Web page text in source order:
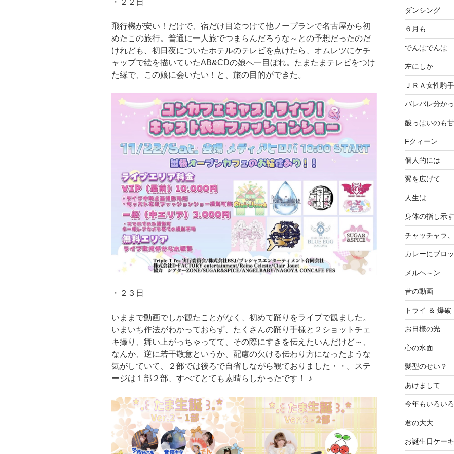
飛行機が安い！だけで、宿だけ目途つけて他ノープランで名古屋から初
めたこの旅行。普通に一人旅でつまらんだろうな～との予想だったのだ
けれども、初日夜についたホテルのテレビを点けたら、オムレツにケチ
ャップで絵を描いていたAB&CDの娘へ一目ぼれ。たまたまテレビをつけ
た縁で、この娘に会いたい！と、旅の目的ができた。
・２３日
いままで動画でしか観たことがなく、初めて踊りをライブで観ました。
いまいち作法がわかっておらず、たくさんの踊り手様と２ショットチェ
キ撮り、舞い上がっちゃってて、その際にすきを伝えたいんだけど～、
なんか、逆に若干敬意というか、配慮の欠ける伝わり方になったような
気がしていて、２部では後ろで自省しながら観ておりました・・。ステ
ージは１部２部、すべてとても素晴らしかったです！ ♪
ダンシング
６月も
でんぱでんぱ
左にしか
ＪＲＡ女性騎
バレバレ分か
酸っぱいのも
Fクィーン
個人的には
翼を広げて
人生は
身体の指し示
チャッチャラ
カレーにブロ
メルヘ～ン
昔の動画
トライ ＆ 爆破
お日様の光
心の水面
髪型のせい？
あけまして
今年もいろいろ
君の大大
お誕生日ケーキ